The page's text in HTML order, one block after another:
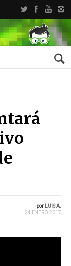
por LUIS A.
24 ENERO 2017